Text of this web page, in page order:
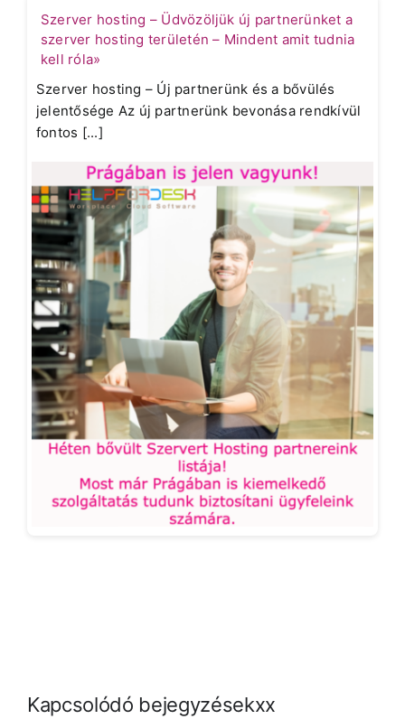
Szerver hosting – Üdvözöljük új partnerünket a
szerver hosting területén – Mindent amit tudnia
kell róla»
Szerver hosting – Új partnerünk és a bővülés
jelentősége Az új partnerünk bevonása rendkívül
fontos [...]
Kapcsolódó bejegyzésekxx